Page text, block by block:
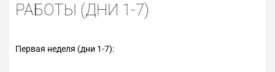
РАБОТЫ (ДНИ 1-7)
Первая неделя (дни 1-7):